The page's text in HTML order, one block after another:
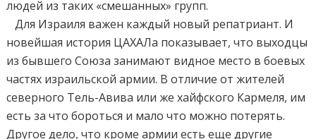
людей из таких «смешанных» групп.
Для Израиля важен каждый новый репатриант. И
новейшая история ЦАХАЛа показывает, что выходцы
из бывшего Союза занимают видное место в боевых
частях израильской армии. В отличие от жителей
северного Тель-Авива или же хайфского Кармеля, им
есть за что бороться и мало что можно потерять.
Другое дело, что кроме армии есть еще другие